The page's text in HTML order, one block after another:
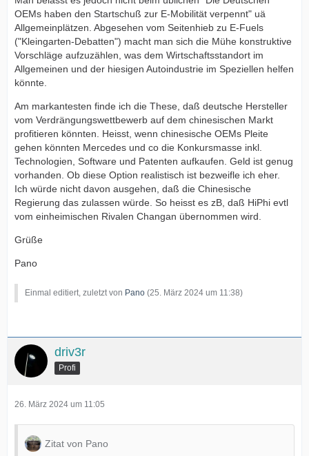
OEMs haben den Startschuß zur E-Mobilität verpennt" uä
Allgemeinplätzen. Abgesehen vom Seitenhieb zu E-Fuels
("Kleingarten-Debatten") macht man sich die Mühe konstruktive
Vorschläge aufzuzählen, was dem Wirtschaftsstandort im
Allgemeinen und der hiesigen Autoindustrie im Speziellen helfen
könnte.
Am markantesten finde ich die These, daß deutsche Hersteller
vom Verdrängungswettbewerb auf dem chinesischen Markt
profitieren könnten. Heisst, wenn chinesische OEMs Pleite
gehen könnten Mercedes und co die Konkursmasse inkl.
Technologien, Software und Patenten aufkaufen. Geld ist genug
vorhanden. Ob diese Option realistisch ist bezweifle ich eher.
Ich würde nicht davon ausgehen, daß die Chinesische
Regierung das zulassen würde. So heisst es zB, daß HiPhi evtl
vom einheimischen Rivalen Changan übernommen wird.
Grüße
Pano
Einmal editiert, zuletzt von Pano (25. März 2024 um 11:38)
driv3r
Profi
26. März 2024 um 11:05
Zitat von Pano